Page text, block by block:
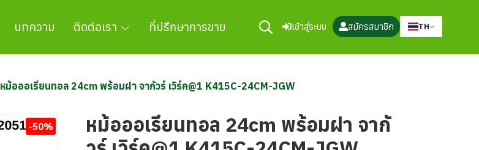
บทความ ติดต่อเรา ที่ปรึกษาการขาย เข้าสู่ระบบ สมัครสมาชิก TH
หม้อออเรียนทอล 24cm พร้อมฝา จากัวร์ เวิร์ค@1 K415C-24CM-JGW
-50%
หม้อออเรียนทอล 24cm พร้อมฝา จากั